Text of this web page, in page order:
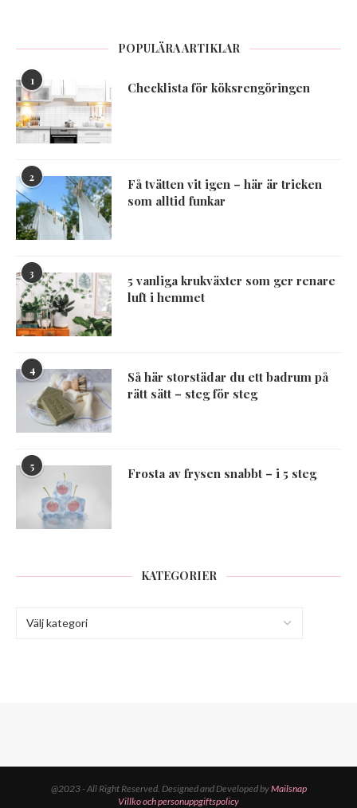
POPULÄRA ARTIKLAR
1 Checklista för köksrengöringen
2
Få tvätten vit igen – här är tricken
som alltid funkar
3
5 vanliga krukväxter som ger renare
luft i hemmet
4
Så här storstädar du ett badrum på
rätt sätt – steg för steg
5 Frosta av frysen snabbt – i 5 steg
KATEGORIER
@2023 - All Right Reserved. Designed and Developed byMailsnap
Villko och personuppgiftspolicy